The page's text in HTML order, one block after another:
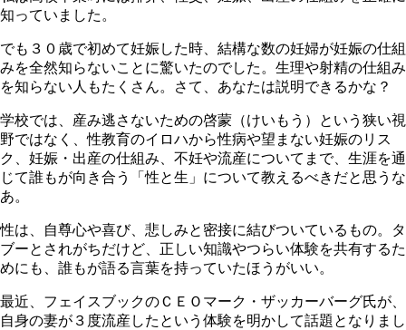
知っていました。
でも３０歳で初めて妊娠した時、結構な数の妊婦が妊娠の仕組
みを全然知らないことに驚いたのでした。生理や射精の仕組み
を知らない人もたくさん。さて、あなたは説明できるかな？
学校では、産み逃さないための啓蒙（けいもう）という狭い視
野ではなく、性教育のイロハから性病や望まない妊娠のリス
ク、妊娠・出産の仕組み、不妊や流産についてまで、生涯を通
じて誰もが向き合う「性と生」について教えるべきだと思うな
あ。
性は、自尊心や喜び、悲しみと密接に結びついているもの。タ
ブーとされがちだけど、正しい知識やつらい体験を共有するた
めにも、誰もが語る言葉を持っていたほうがいい。
最近、フェイスブックのＣＥＯマーク・ザッカーバーグ氏が、
自身の妻が３度流産したという体験を明かして話題となりまし